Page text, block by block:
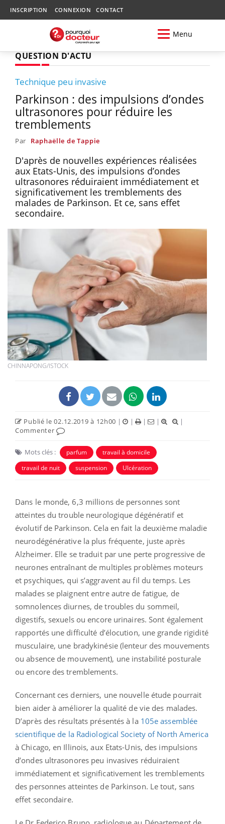
INSCRIPTION CONNEXION CONTACT
Menu
QUESTION D'ACTU
Technique peu invasive
Parkinson : des impulsions d’ondes
ultrasonores pour réduire les
tremblements
Par Raphaëlle de Tappie
D'après de nouvelles expériences réalisées
aux Etats-Unis, des impulsions d’ondes
ultrasonores réduiraient immédiatement et
significativement les tremblements des
malades de Parkinson. Et ce, sans effet
secondaire.
CHINNAPONG/ISTOCK
Publié le 02.12.2019 à 12h00 | | | |
|
Commenter
Mots clés : parfum
travail à domicile
travail de nuit
suspension Ulcération
Dans le monde, 6,3 millions de personnes sont
atteintes du trouble neurologique dégénératif et
évolutif de Parkinson. Cela en fait la deuxième maladie
neurodégénérative la plus fréquente, juste après
Alzheimer. Elle se traduit par une perte progressive de
neurones entraînant de multiples problèmes moteurs
et psychiques, qui s’aggravent au fil du temps. Les
malades se plaignent entre autre de fatigue, de
somnolences diurnes, de troubles du sommeil,
digestifs, sexuels ou encore urinaires. Sont également
rapportés une difficulté d’élocution, une grande rigidité
musculaire, une bradykinésie (lenteur des mouvements
ou absence de mouvement), une instabilité posturale
ou encore des tremblements.
Concernant ces derniers, une nouvelle étude pourrait
bien aider à améliorer la qualité de vie des malades.
D’après des résultats présentés à la 105e assemblée
scientifique de la Radiological Society of North America
à Chicago, en Illinois, aux Etats-Unis, des impulsions
d’ondes ultrasonores peu invasives réduiraient
immédiatement et significativement les tremblements
des personnes atteintes de Parkinson. Le tout, sans
effet secondaire.